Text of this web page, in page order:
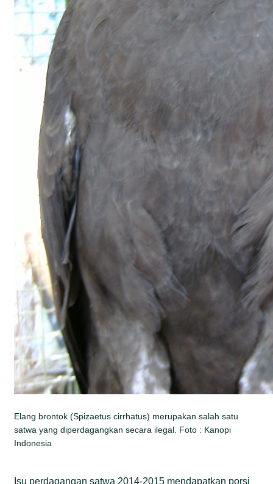
Elang brontok (Spizaetus cirrhatus) merupakan salah satu
satwa yang diperdagangkan secara ilegal. Foto : Kanopi
Indonesia
Isu perdagangan satwa 2014-2015 mendapatkan porsi